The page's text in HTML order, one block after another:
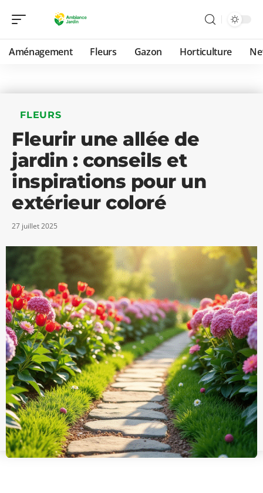
Aménagement Fleurs Gazon Horticulture
FLEURS
Fleurir une allée de
jardin : conseils et
inspirations pour un
extérieur coloré
27 juillet 2025